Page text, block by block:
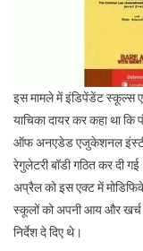
इस मामले में इंडिपेंडेंट स्कूल्स
याचिका दायर कर कहा था
ऑफ अनएडेड एजुकेशनल
रेगुलेटरी बॉडी गठित कर दी
अप्रैल को इस एक्ट में
स्कूलों को अपनी आय और खर्च
निर्देश दे दिए थे।